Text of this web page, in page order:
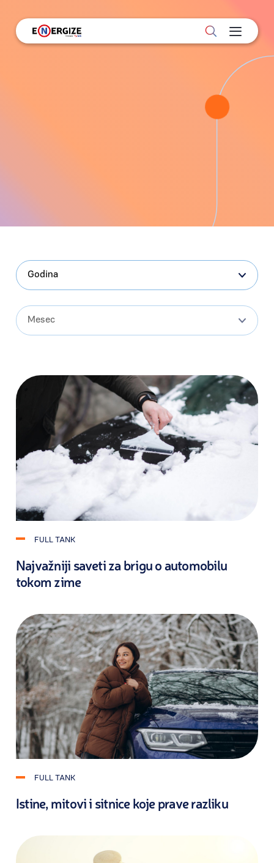
Godina
Mesec
FULL TANK
Najvažniji saveti za brigu o automobilu
tokom zime
FULL TANK
Istine, mitovi i sitnice koje prave razliku